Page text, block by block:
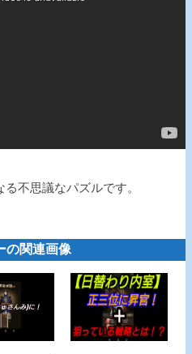
不思議なパズルです。
の関連画像